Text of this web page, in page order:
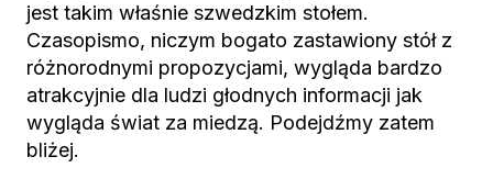
jest takim właśnie szwedzkim stołem.
Czasopismo, niczym bogato zastawiony stół z
różnorodnymi propozycjami, wygląda bardzo
atrakcyjnie dla ludzi głodnych informacji jak
wygląda świat za miedzą. Podejdźmy zatem
bliżej.